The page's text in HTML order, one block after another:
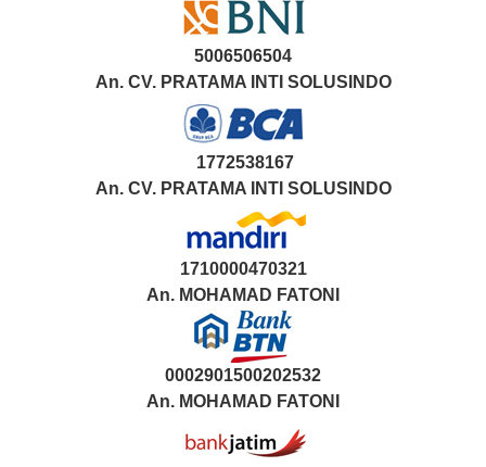
5006506504
An. CV. PRATAMA INTI SOLUSINDO
1772538167
An. CV. PRATAMA INTI SOLUSINDO
1710000470321
An. MOHAMAD FATONI
0002901500202532
An. MOHAMAD FATONI